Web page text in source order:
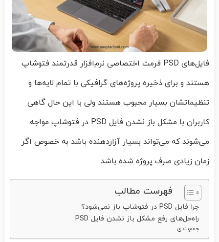
فایل‌های PSD فرمت اختصاصی نرم‌افزار قدرتمند فتوشاپ
هستند و برای ذخیره پروژه‌های گرافیکی با تمام لایه‌ها و
تنظیماتشان بسیار محبوب هستند ولی با این حال گاهی
کاربران با مشکل باز نشدن فایل PSD در فتوشاپ مواجه
می‌شوند که می‌تواند بسیار آزاردهنده باشد به‌ خصوص اگر
زمان زیادی صرف پروژه شده باشد.
فهرست مطالب
چرا فایل PSD در فتوشاپ باز نمی‌شود؟
راه‌حل‌های رفع مشکل باز نشدن فایل PSD
جمع‌بندی